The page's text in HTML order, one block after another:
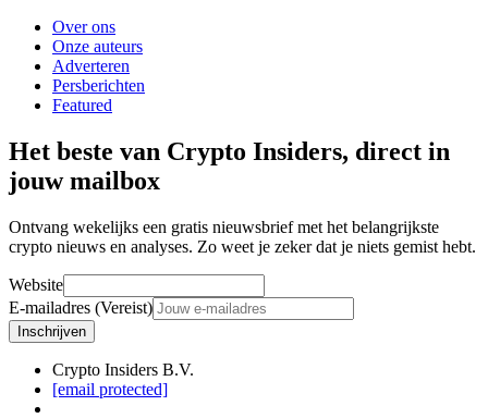
Over ons
Onze auteurs
Adverteren
Persberichten
Featured
Het beste van Crypto Insiders, direct in
jouw mailbox
Ontvang wekelijks een gratis nieuwsbrief met het belangrijkste
crypto nieuws en analyses. Zo weet je zeker dat je niets gemist hebt.
Website
E-mailadres (Vereist)
Inschrijven
Crypto Insiders B.V.
[email protected]